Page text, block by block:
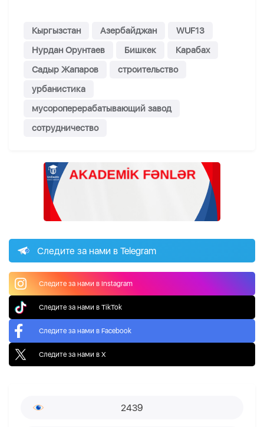
Кыргызстан Азербайджан
WUF13
Нурдан Орунтаев
Бишкек
Карабах
Садыр Жапаров
строительство
урбанистика
мусороперерабатывающий завод
сотрудничество
Следите за нами в Telegram
Следите за нами в Instagram
Следите за нами в TikTok
Следите за нами в Facebook
Следите за нами в X
2439